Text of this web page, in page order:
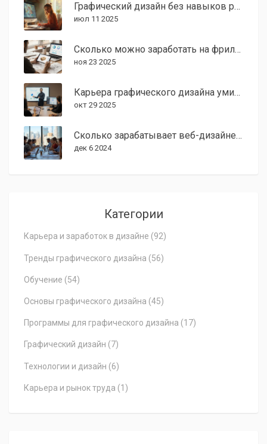
Графический дизайн без навыков рисования: реально ли начать карьеру?
июл 11 2025
Сколько можно заработать на фрилансе графическому дизайнеру в 2025 году?
ноя 23 2025
Карьера графического дизайна умирает в 2024 году? Реальность на 2025 год
окт 29 2025
Сколько зарабатывает веб-дизайнер в США: путеводитель по карьерным возможностям
дек 6 2024
Категории
Карьера и заработок в дизайне (92)
Тренды графического дизайна (56)
Обучение (54)
Основы графического дизайна (45)
Программы для графического дизайна (17)
Графический дизайн (7)
Технологии и дизайн (6)
Карьера и рынок труда (1)